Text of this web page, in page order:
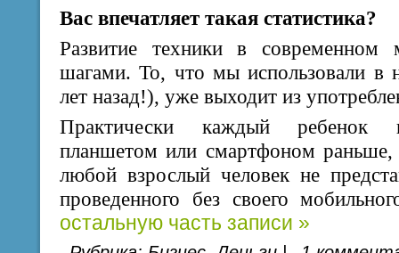
Вас впечатляет такая статистика?
Развитие техники в современном
шагами. То, что мы использовали в
лет назад!), уже выходит из
Практически каждый ребенок
планшетом или смартфоном раньше,
любой взрослый человек не
проведенного без своего
остальную часть записи »